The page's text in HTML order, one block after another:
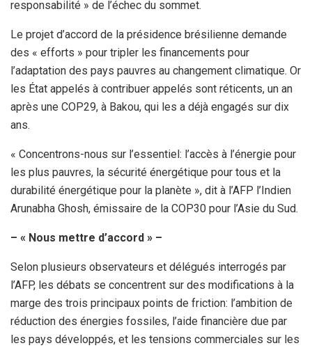
responsabilité » de l’échec du sommet.
Le projet d’accord de la présidence brésilienne demande
des « efforts » pour tripler les financements pour
l’adaptation des pays pauvres au changement climatique. Or
les État appelés à contribuer appelés sont réticents, un an
après une COP29, à Bakou, qui les a déjà engagés sur dix
ans.
« Concentrons-nous sur l’essentiel: l’accès à l’énergie pour
les plus pauvres, la sécurité énergétique pour tous et la
durabilité énergétique pour la planète », dit à l’AFP l’Indien
Arunabha Ghosh, émissaire de la COP30 pour l’Asie du Sud.
– « Nous mettre d’accord » –
Selon plusieurs observateurs et délégués interrogés par
l’AFP, les débats se concentrent sur des modifications à la
marge des trois principaux points de friction: l’ambition de
réduction des énergies fossiles, l’aide financière due par
les pays développés, et les tensions commerciales sur les